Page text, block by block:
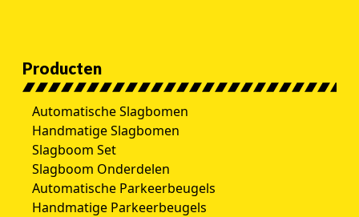
Producten
Automatische Slagbomen
Handmatige Slagbomen
Slagboom Set
Slagboom Onderdelen
Automatische Parkeerbeugels
Handmatige Parkeerbeugels